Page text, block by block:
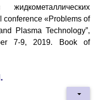
conference «Problems of
Plasma Technology”,
7-9, 2019. Book of